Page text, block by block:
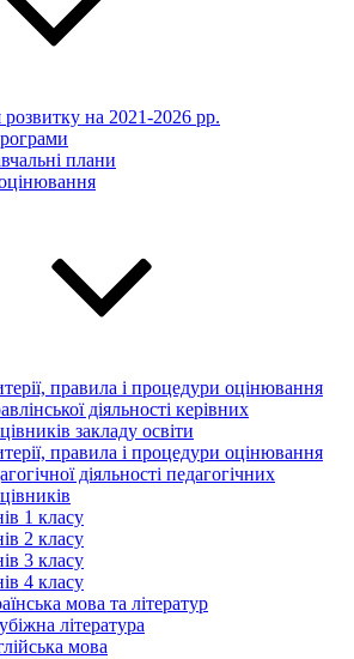
розвитку на 2021-2026 рр.
плани
правила і процедури оцінювання
діяльності керівних
закладу освіти
правила і процедури оцінювання
діяльності педагогічних
1 класу
2 класу
3 класу
4 класу
мова та літератур
література
мова